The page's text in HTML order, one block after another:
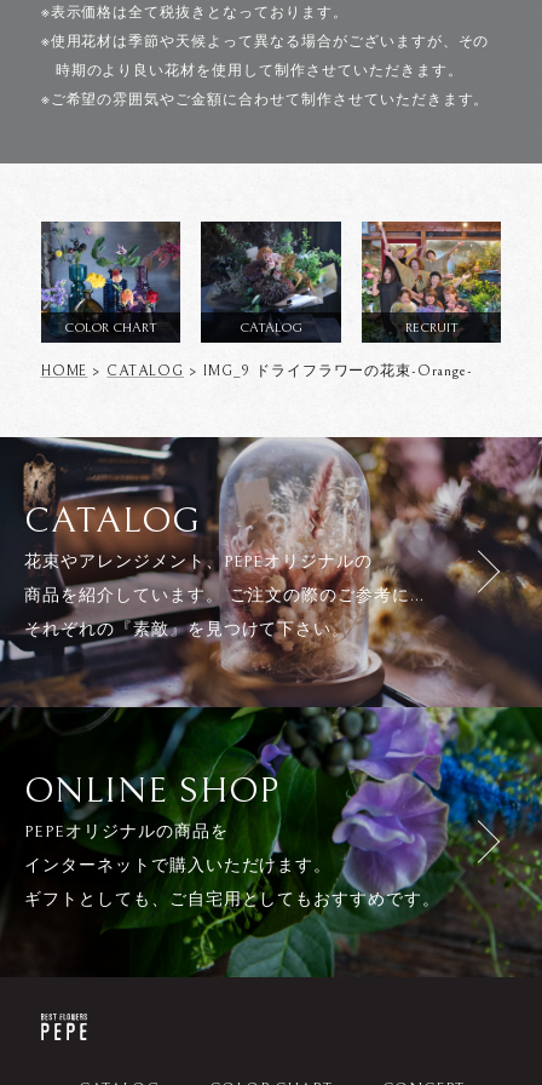
※表示価格は全て税抜きとなっております。
※使用花材は季節や天候よって異なる場合がございますが、その
時期のより良い花材を使用して制作させていただきます。
※ご希望の雰囲気やご金額に合わせて制作させていただきます。
COLOR CHART CATALOG RECRUIT
HOME > CATALOG > IMG_9 ドライフラワーの花束-Orange-
CATALOG
花束やアレンジメント、PEPEオリジナルの
商品を紹介しています。 ご注文の際のご参考に...
それぞれの『素敵』を見つけて下さい。
ONLINE SHOP
PEPEオリジナルの商品を
インターネットで購入いただけます。
ギフトとしても、ご自宅用としてもおすすめです。